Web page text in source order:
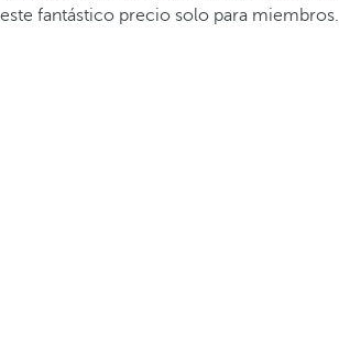
este fantástico precio solo para miembros.